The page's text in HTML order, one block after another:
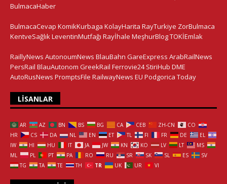
BulmacaHaber
BulmacaCevap KomikKurbaga KolayHarita RayTurkiye ZorBulmaca
KentveSağlıkLeventinMutfağı Rayİhale MeşhurBlogTOKİEmlak
RaillyNews AutonoumNews BlauBahn GareExpress ArabRailNews
PersRail BlauAutonom GreekRail Ferrovie24 StiriHub DME
AutoRusNews PromptsFile RailwayNews EU Podgorica Today
LISANLAR
AR AZ BN BS BG CA CEB ZH-CN
CO
HR
CS DA NL EN ET TL FI FR DE
EL
IW
HI HU IT JA JW KN KO LV LT
MS
ML
PL PT PA RO RU SR SK SL ES
SV
TG
TA TE TH TR UK UR VI